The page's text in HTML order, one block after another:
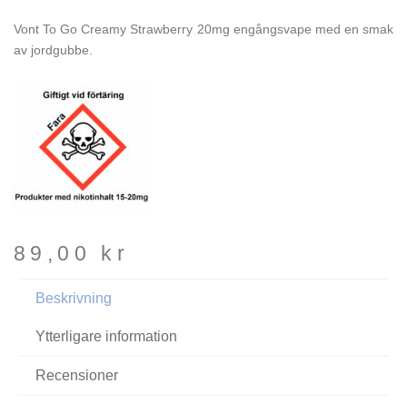
Vont To Go Creamy Strawberry 20mg engångsvape med en smak
av jordgubbe.
89,00 kr
Beskrivning
Ytterligare information
Recensioner